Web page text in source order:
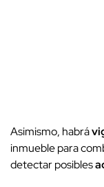
Asimismo, habrá
inmueble para
detectar posibles